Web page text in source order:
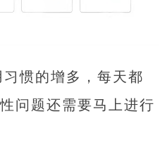
惯的增多，每天都
问题还需要马上进行